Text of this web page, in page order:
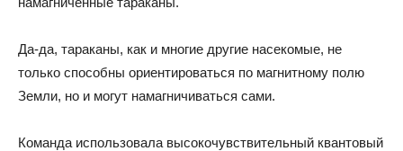
Да-да, тараканы, как и многие другие насекомые, не
только способны ориентироваться по магнитному полю
Земли, но и могут намагничиваться сами.
Команда использовала высокочувствительный квантовый